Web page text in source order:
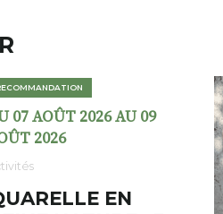
02 AOÛT 2026 AU 23
2026
charbon au